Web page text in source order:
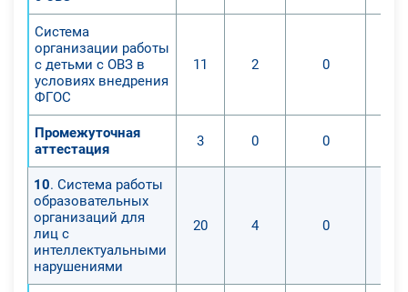
Система
организации работы
с детьми с ОВЗ в
условиях внедрения
ФГОС
11 2 0
Промежуточная
аттестация
3 0 0
10. Система работы
образовательных
организаций для
лиц с
интеллектуальными
нарушениями
20 4 0